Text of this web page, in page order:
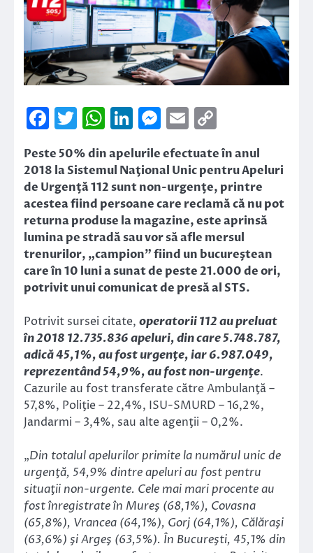
Facebook
Twitter
WhatsApp
LinkedIn
Messenger
Email
Link
Peste 50% din apelurile efectuate în anul
2018 la Sistemul Naţional Unic pentru Apeluri
de Urgenţă 112 sunt non-urgenţe, printre
acestea fiind persoane care reclamă că nu pot
returna produse la magazine, este aprinsă
lumina pe stradă sau vor să afle mersul
trenurilor, „campion” fiind un bucureştean
care în 10 luni a sunat de peste 21.000 de ori,
potrivit unui comunicat de presă al STS.
Potrivit sursei citate, operatorii 112 au preluat
în 2018 12.735.836 apeluri, din care 5.748.787,
adică 45,1%, au fost urgenţe, iar 6.987.049,
reprezentând 54,9%, au fost non-urgenţe.
Cazurile au fost transferate către Ambulanţă –
57,8%, Poliţie – 22,4%, ISU-SMURD – 16,2%,
Jandarmi – 3,4%, sau alte agenţii – 0,2%.
„Din totalul apelurilor primite la numărul unic de
urgenţă, 54,9% dintre apeluri au fost pentru
situaţii non-urgente. Cele mai mari procente au
fost înregistrate în Mureş (68,1%), Covasna
(65,8%), Vrancea (64,1%), Gorj (64,1%), Călăraşi
(63,6%) şi Argeş (63,5%). În Bucureşti, 45,1% din